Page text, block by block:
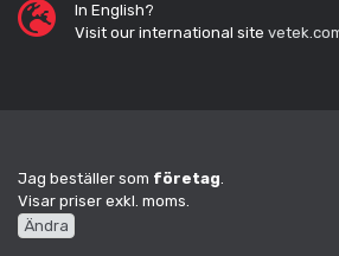
In English?
Visit our international site
Jag beställer som företag.
Visar priser exkl. moms.
Ändra